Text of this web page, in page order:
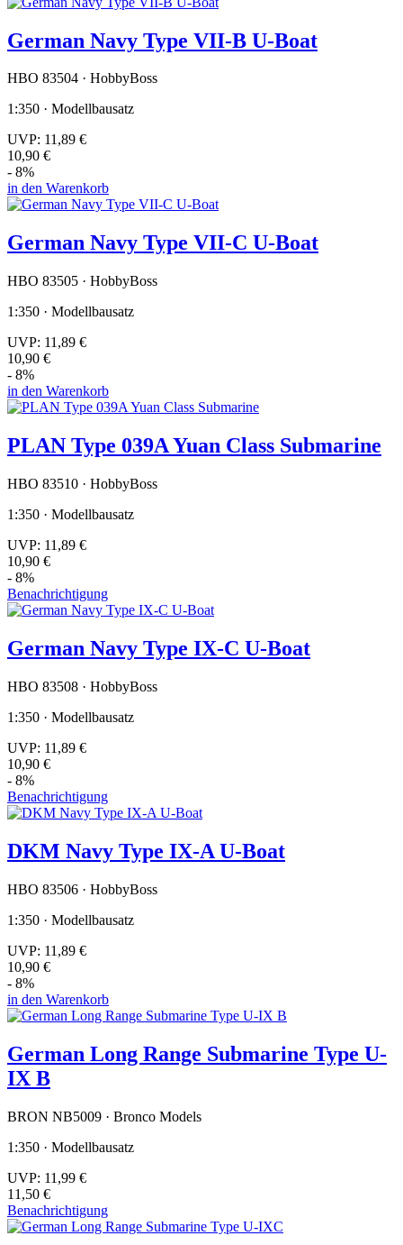
German Navy Type VII-B U-Boat
HBO 83504 · HobbyBoss
1:350 · Modellbausatz
UVP: 11,89 €
10,90 €
- 8%
in den Warenkorb
German Navy Type VII-C U-Boat
HBO 83505 · HobbyBoss
1:350 · Modellbausatz
UVP: 11,89 €
10,90 €
- 8%
in den Warenkorb
PLAN Type 039A Yuan Class Submarine
HBO 83510 · HobbyBoss
1:350 · Modellbausatz
UVP: 11,89 €
10,90 €
- 8%
Benachrichtigung
German Navy Type IX-C U-Boat
HBO 83508 · HobbyBoss
1:350 · Modellbausatz
UVP: 11,89 €
10,90 €
- 8%
Benachrichtigung
DKM Navy Type IX-A U-Boat
HBO 83506 · HobbyBoss
1:350 · Modellbausatz
UVP: 11,89 €
10,90 €
- 8%
in den Warenkorb
German Long Range Submarine Type U-
IX B
BRON NB5009 · Bronco Models
1:350 · Modellbausatz
UVP: 11,99 €
11,50 €
Benachrichtigung